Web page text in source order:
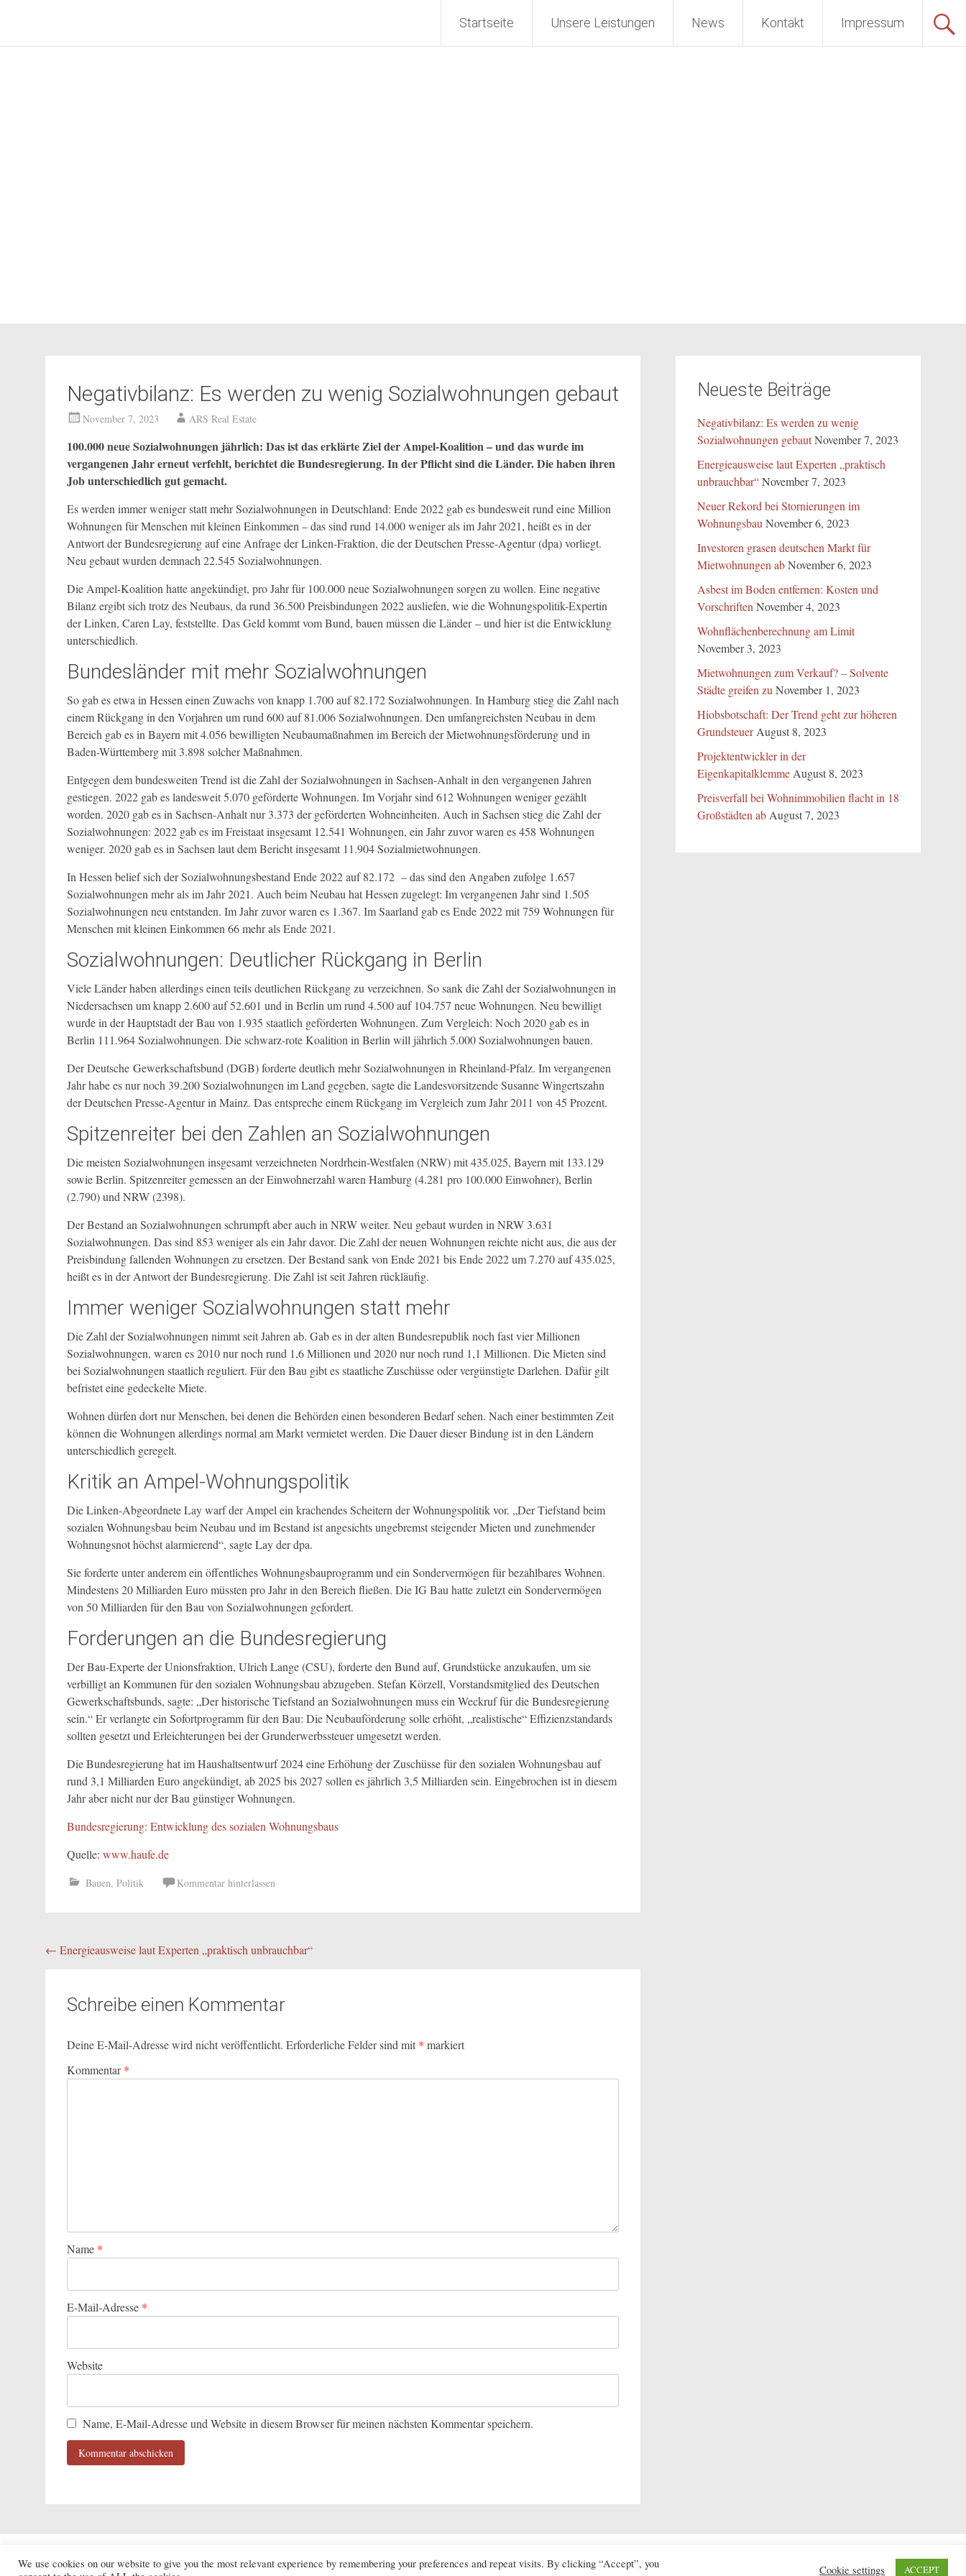
Startseite Unsere Leistungen News Kontakt Impressum
Negativbilanz: Es werden zu wenig Sozialwohnungen gebaut
November 7, 2023 ARS Real Estate
100.000 neue Sozialwohnungen jährlich: Das ist das erklärte Ziel der Ampel-Koalition – und das wurde im
vergangenen Jahr erneut verfehlt, berichtet die Bundesregierung. In der Pflicht sind die Länder. Die haben ihren
Job unterschiedlich gut gemacht.
Es werden immer weniger statt mehr Sozialwohnungen in Deutschland: Ende 2022 gab es bundesweit rund eine Million
Wohnungen für Menschen mit kleinen Einkommen – das sind rund 14.000 weniger als im Jahr 2021, heißt es in der
Antwort der Bundesregierung auf eine Anfrage der Linken-Fraktion, die der Deutschen Presse-Agentur (dpa) vorliegt.
Neu gebaut wurden demnach 22.545 Sozialwohnungen.
Die Ampel-Koalition hatte angekündigt, pro Jahr für 100.000 neue Sozialwohnungen sorgen zu wollen. Eine negative
Bilanz ergibt sich trotz des Neubaus, da rund 36.500 Preisbindungen 2022 ausliefen, wie die Wohnungspolitik-Expertin
der Linken, Caren Lay, feststellte. Das Geld kommt vom Bund, bauen müssen die Länder – und hier ist die Entwicklung
unterschiedlich.
Bundesländer mit mehr Sozialwohnungen
So gab es etwa in Hessen einen Zuwachs von knapp 1.700 auf 82.172 Sozialwohnungen. In Hamburg stieg die Zahl nach
einem Rückgang in den Vorjahren um rund 600 auf 81.006 Sozialwohnungen. Den umfangreichsten Neubau in dem
Bereich gab es in Bayern mit 4.056 bewilligten Neubaumaßnahmen im Bereich der Mietwohnungsförderung und in
Baden-Württemberg mit 3.898 solcher Maßnahmen.
Entgegen dem bundesweiten Trend ist die Zahl der Sozialwohnungen in Sachsen-Anhalt in den vergangenen Jahren
gestiegen. 2022 gab es landesweit 5.070 geförderte Wohnungen. Im Vorjahr sind 612 Wohnungen weniger gezählt
worden. 2020 gab es in Sachsen-Anhalt nur 3.373 der geförderten Wohneinheiten. Auch in Sachsen stieg die Zahl der
Sozialwohnungen: 2022 gab es im Freistaat insgesamt 12.541 Wohnungen, ein Jahr zuvor waren es 458 Wohnungen
weniger. 2020 gab es in Sachsen laut dem Bericht insgesamt 11.904 Sozialmietwohnungen.
In Hessen belief sich der Sozialwohnungsbestand Ende 2022 auf 82.172 – das sind den Angaben zufolge 1.657
Sozialwohnungen mehr als im Jahr 2021. Auch beim Neubau hat Hessen zugelegt: Im vergangenen Jahr sind 1.505
Sozialwohnungen neu entstanden. Im Jahr zuvor waren es 1.367. Im Saarland gab es Ende 2022 mit 759 Wohnungen für
Menschen mit kleinen Einkommen 66 mehr als Ende 2021.
Sozialwohnungen: Deutlicher Rückgang in Berlin
Viele Länder haben allerdings einen teils deutlichen Rückgang zu verzeichnen. So sank die Zahl der Sozialwohnungen in
Niedersachsen um knapp 2.600 auf 52.601 und in Berlin um rund 4.500 auf 104.757 neue Wohnungen. Neu bewilligt
wurde in der Hauptstadt der Bau von 1.935 staatlich geförderten Wohnungen. Zum Vergleich: Noch 2020 gab es in
Berlin 111.964 Sozialwohnungen. Die schwarz-rote Koalition in Berlin will jährlich 5.000 Sozialwohnungen bauen.
Der Deutsche Gewerkschaftsbund (DGB) forderte deutlich mehr Sozialwohnungen in Rheinland-Pfalz. Im vergangenen
Jahr habe es nur noch 39.200 Sozialwohnungen im Land gegeben, sagte die Landesvorsitzende Susanne Wingertszahn
der Deutschen Presse-Agentur in Mainz. Das entspreche einem Rückgang im Vergleich zum Jahr 2011 von 45 Prozent.
Spitzenreiter bei den Zahlen an Sozialwohnungen
Die meisten Sozialwohnungen insgesamt verzeichneten Nordrhein-Westfalen (NRW) mit 435.025, Bayern mit 133.129
sowie Berlin. Spitzenreiter gemessen an der Einwohnerzahl waren Hamburg (4.281 pro 100.000 Einwohner), Berlin
(2.790) und NRW (2398).
Der Bestand an Sozialwohnungen schrumpft aber auch in NRW weiter. Neu gebaut wurden in NRW 3.631
Sozialwohnungen. Das sind 853 weniger als ein Jahr davor. Die Zahl der neuen Wohnungen reichte nicht aus, die aus der
Preisbindung fallenden Wohnungen zu ersetzen. Der Bestand sank von Ende 2021 bis Ende 2022 um 7.270 auf 435.025,
heißt es in der Antwort der Bundesregierung. Die Zahl ist seit Jahren rückläufig.
Immer weniger Sozialwohnungen statt mehr
Die Zahl der Sozialwohnungen nimmt seit Jahren ab. Gab es in der alten Bundesrepublik noch fast vier Millionen
Sozialwohnungen, waren es 2010 nur noch rund 1,6 Millionen und 2020 nur noch rund 1,1 Millionen. Die Mieten sind
bei Sozialwohnungen staatlich reguliert. Für den Bau gibt es staatliche Zuschüsse oder vergünstigte Darlehen. Dafür gilt
befristet eine gedeckelte Miete.
Wohnen dürfen dort nur Menschen, bei denen die Behörden einen besonderen Bedarf sehen. Nach einer bestimmten Zeit
können die Wohnungen allerdings normal am Markt vermietet werden. Die Dauer dieser Bindung ist in den Ländern
unterschiedlich geregelt.
Kritik an Ampel-Wohnungspolitik
Die Linken-Abgeordnete Lay warf der Ampel ein krachendes Scheitern der Wohnungspolitik vor. „Der Tiefstand beim
sozialen Wohnungsbau beim Neubau und im Bestand ist angesichts ungebremst steigender Mieten und zunehmender
Wohnungsnot höchst alarmierend“, sagte Lay der dpa.
Sie forderte unter anderem ein öffentliches Wohnungsbauprogramm und ein Sondervermögen für bezahlbares Wohnen.
Mindestens 20 Milliarden Euro müssten pro Jahr in den Bereich fließen. Die IG Bau hatte zuletzt ein Sondervermögen
von 50 Milliarden für den Bau von Sozialwohnungen gefordert.
Forderungen an die Bundesregierung
Der Bau-Experte der Unionsfraktion, Ulrich Lange (CSU), forderte den Bund auf, Grundstücke anzukaufen, um sie
verbilligt an Kommunen für den sozialen Wohnungsbau abzugeben. Stefan Körzell, Vorstandsmitglied des Deutschen
Gewerkschaftsbunds, sagte: „Der historische Tiefstand an Sozialwohnungen muss ein Weckruf für die Bundesregierung
sein.“ Er verlangte ein Sofortprogramm für den Bau: Die Neubauförderung solle erhöht, „realistische“ Effizienzstandards
sollten gesetzt und Erleichterungen bei der Grunderwerbssteuer umgesetzt werden.
Die Bundesregierung hat im Haushaltsentwurf 2024 eine Erhöhung der Zuschüsse für den sozialen Wohnungsbau auf
rund 3,1 Milliarden Euro angekündigt, ab 2025 bis 2027 sollen es jährlich 3,5 Milliarden sein. Eingebrochen ist in diesem
Jahr aber nicht nur der Bau günstiger Wohnungen.
Bundesregierung: Entwicklung des sozialen Wohnungsbaus
Quelle: www.haufe.de
Bauen, Politik Kommentar hinterlassen
Beitragsnavigation
← Energieausweise laut Experten „praktisch unbrauchbar“
Schreibe einen Kommentar
Deine E-Mail-Adresse wird nicht veröffentlicht. Erforderliche Felder sind mit * markiert
Kommentar*
Name *
E-Mail-Adresse *
Website
Name, E-Mail-Adresse und Website in diesem Browser für meinen nächsten Kommentar speichern.
Neueste Beiträge
Negativbilanz: Es werden zu wenig
Sozialwohnungen gebautNovember 7, 2023
Energieausweise laut Experten „praktisch
unbrauchbar“November 7, 2023
Neuer Rekord bei Stornierungen im
Wohnungsbau November 6, 2023
Investoren grasen deutschen Markt für
Mietwohnungen abNovember 6, 2023
Asbest im Boden entfernen: Kosten und
Vorschriften November 4, 2023
Wohnflächenberechnung am Limit
November 3, 2023
Mietwohnungen zum Verkauf? – Solvente
Städte greifen zu November 1, 2023
Hiobsbotschaft: Der Trend geht zur höheren
Grundsteuer August 8, 2023
Projektentwickler in der
Eigenkapitalklemme August 8, 2023
Preisverfall bei Wohnimmobilien flacht in 18
Großstädten ab August 7, 2023
We use cookies on our website to give you the most relevant experience by remembering your preferences and repeat visits. By clicking “Accept”, you
Cookie settings ACCEPT